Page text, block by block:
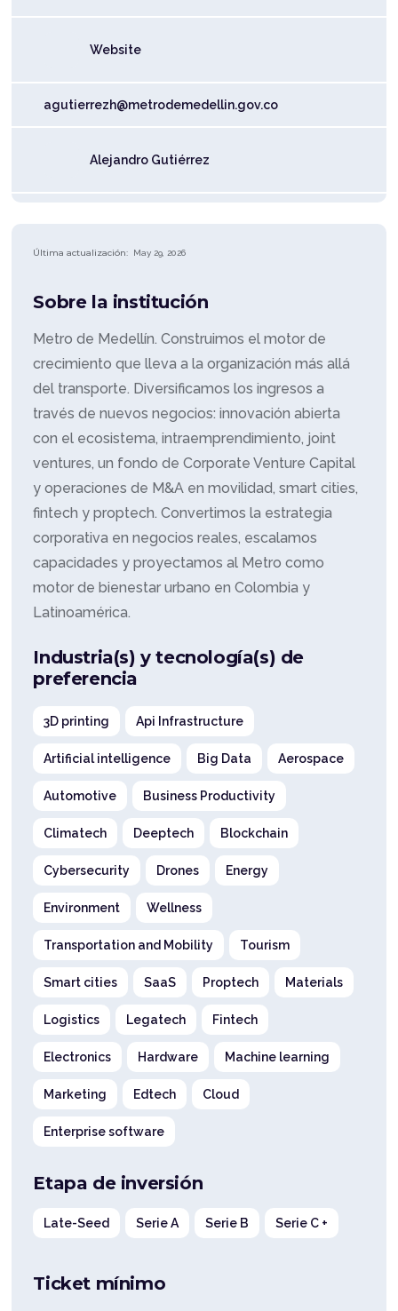
Website
agutierrezh@metrodemedellin.gov.co
Alejandro Gutiérrez
Última actualización: May 29, 2026
Sobre la institución
Metro de Medellín. Construimos el motor de
crecimiento que lleva a la organización más allá
del transporte. Diversificamos los ingresos a
través de nuevos negocios: innovación abierta
con el ecosistema, intraemprendimiento, joint
ventures, un fondo de Corporate Venture Capital
y operaciones de M&A en movilidad, smart cities,
fintech y proptech. Convertimos la estrategia
corporativa en negocios reales, escalamos
capacidades y proyectamos al Metro como
motor de bienestar urbano en Colombia y
Latinoamérica.
Industria(s) y tecnología(s) de
preferencia
3D printing Api Infrastructure
Artificial intelligence Big Data Aerospace
Automotive Business Productivity
Climatech Deeptech Blockchain
Cybersecurity Drones Energy
Environment Wellness
Transportation and Mobility Tourism
Smart cities SaaS Proptech Materials
Logistics Legatech Fintech
Electronics Hardware Machine learning
Marketing Edtech Cloud
Enterprise software
Etapa de inversión
Late-Seed Serie A Serie B Serie C +
Ticket mínimo